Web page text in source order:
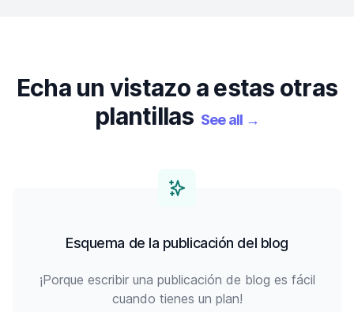
Echa un vistazo a estas otras
plantillas See all →
Esquema de la publicación del blog
¡Porque escribir una publicación de blog es fácil
cuando tienes un plan!